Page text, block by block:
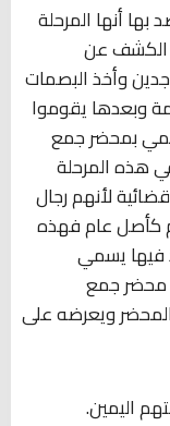
أنها المرحلة
الكشف عن
وأخذ البصمات
وبعدها يقوموا
بمحضر جمع
هذه المرحلة
لأنهم رجال
كأصل عام فهذه
فيها يسمي
محضر جمع
ويعرضه على
اليمين.